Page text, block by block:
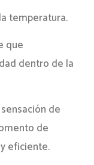
temperatura.
que
dentro de la
de
de
eficiente.